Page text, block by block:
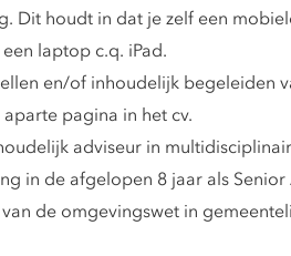
Dit houdt in dat je zelf een
laptop c.q. iPad.
en/of inhoudelijk begeleiden
pagina in het cv.
adviseur in
in de afgelopen 8 jaar als
de omgevingswet in